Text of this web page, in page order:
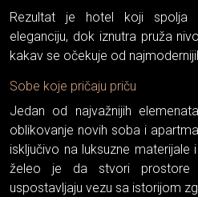
Rezultat je hotel koji spolja
eleganciju, dok iznutra pruža
kakav se očekuje od
Sobe koje pričaju priču
Jedan od najvažnijih
oblikovanje novih soba i
isključivo na luksuzne materijale
želeo je da stvori prostore
uspostavljaju vezu sa istorijom